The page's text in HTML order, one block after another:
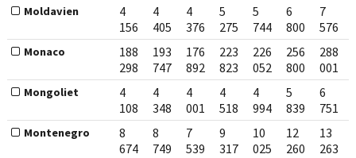
Moldavien
4
156
4
405
4
376
5
275
5
744
6
800
7
576
Monaco
188
298
193
747
176
892
223
823
226
052
256
800
288
001
Mongoliet
4
108
4
348
4
001
4
518
4
994
5
839
6
751
Montenegro
8
674
8
749
7
539
9
317
10
025
12
260
13
263